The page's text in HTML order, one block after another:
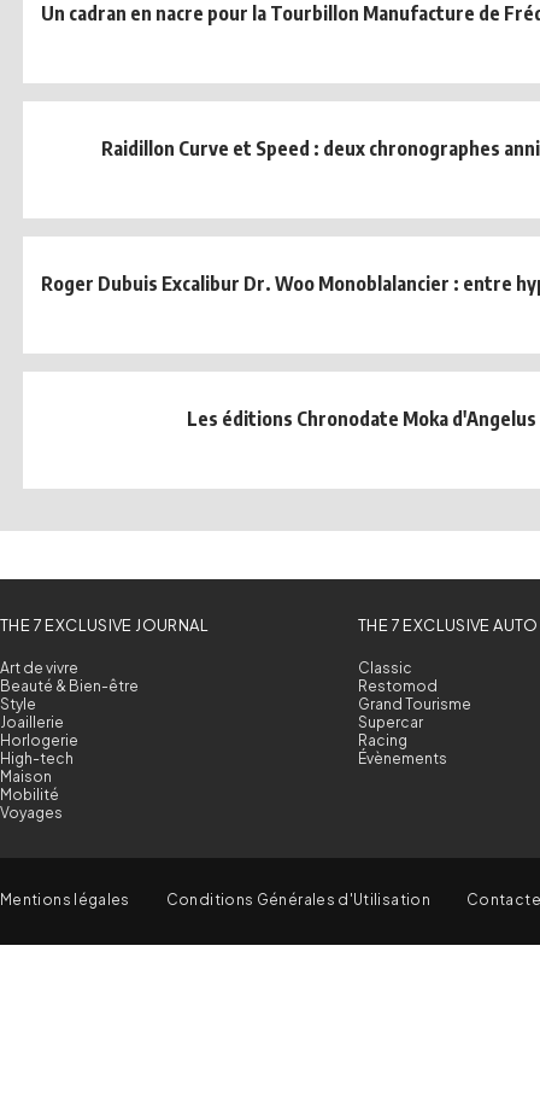
Un cadran en nacre pour la Tourbillon Manufacture de
Raidillon Curve et Speed : deux chronographes
Roger Dubuis Excalibur Dr. Woo Monoblalancier : entre
Les éditions Chronodate Moka d'Angelus
THE 7 EXCLUSIVE JOURNAL
Art de vivre
Beauté & Bien-être
Style
Joaillerie
Horlogerie
High-tech
Maison
Mobilité
Voyages
THE 7 EXCLUSIVE AUTO
Classic
Restomod
Grand Tourisme
Supercar
Racing
Évènements
Mentions légales Conditions Générales d'Utilisation